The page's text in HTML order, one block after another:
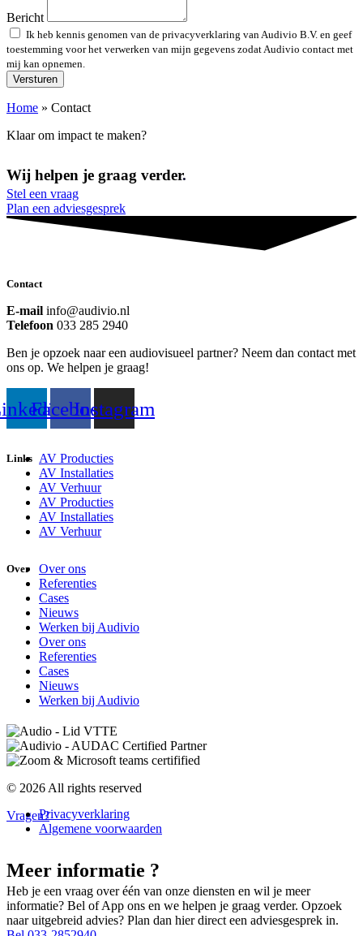
Bericht
Ik heb kennis genomen van de privacyverklaring van Audivio B.V. en geef
toestemming voor het verwerken van mijn gegevens zodat Audivio contact met
mij kan opnemen.
Versturen
Home » Contact
Klaar om impact te maken?
Wij helpen je graag verder.
Stel een vraag
Plan een adviesgesprek
Contact
E-mail info@audivio.nl
Telefoon 033 285 2940
Ben je opzoek naar een audiovisueel partner? Neem dan contact met
ons op. We helpen je graag!
FacebookInstagram
Links AV Producties
AV Installaties
AV Verhuur
AV Producties
AV Installaties
AV Verhuur
Over
Over ons
Referenties
Cases
Nieuws
Werken bij Audivio
Over ons
Referenties
Cases
Nieuws
Werken bij Audivio
© 2026 All rights reserved
Vragen?Privacyverklaring
Algemene voorwaarden
Meer informatie ?
Heb je een vraag over één van onze diensten en wil je meer
informatie? Bel of App ons en we helpen je graag verder. Opzoek
naar uitgebreid advies? Plan dan hier direct een adviesgesprek in.